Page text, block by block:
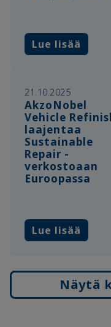
Lue lisää
21.10.2025
AkzoNobel
Vehicle
laajentaa
Sustainable
Repair -
verkostoaan
Euroopassa
Lue lisää
Näytä